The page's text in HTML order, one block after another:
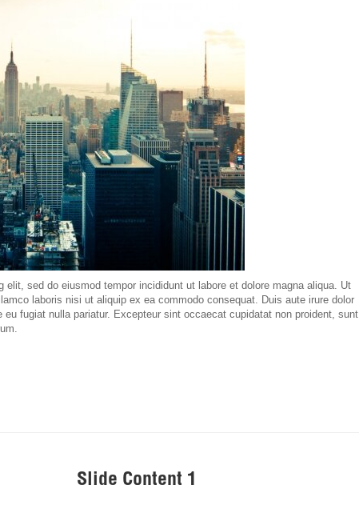
sed do eiusmod tempor incididunt ut labore et dolore magna aliqua. Ut
laboris nisi ut aliquip ex ea commodo consequat. Duis aute irure dolor
fugiat nulla pariatur. Excepteur sint occaecat cupidatat non proident, sunt
Slide Content 1